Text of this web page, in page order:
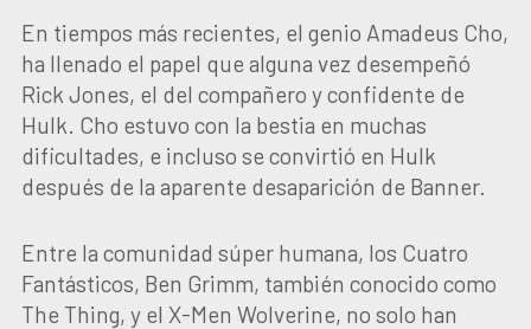
En tiempos más recientes, el genio Amadeus Cho,
ha llenado el papel que alguna vez desempeñó
Rick Jones, el del compañero y confidente de
Hulk. Cho estuvo con la bestia en muchas
dificultades, e incluso se convirtió en Hulk
después de la aparente desaparición de Banner.
Entre la comunidad súper humana, los Cuatro
Fantásticos, Ben Grimm, también conocido como
The Thing, y el X-Men Wolverine, no solo han